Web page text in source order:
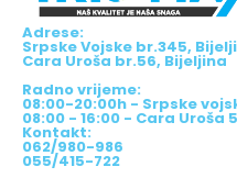
Adrese:
Srpske Vojske br.345,
Cara Uroša br.56, Bijeljina
Radno vrijeme:
08:00-20:00h - Srpske
08:00 - 16:00 - Cara Uroša
Kontakt:
062/980-986
055/415-722